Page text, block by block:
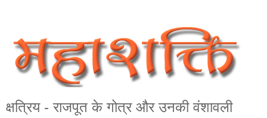
क्षत्रिय - राजपूत के गोत्र और उनकी वंशावली